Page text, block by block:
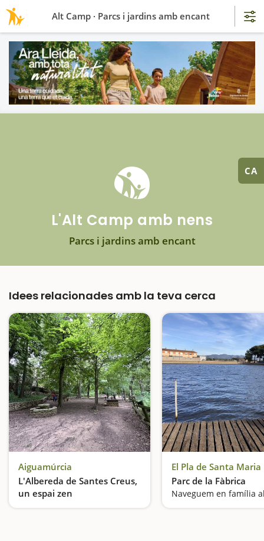
CA
L'Alt Camp amb nens
Parcs i jardins amb encant
Idees relacionades amb la teva cerca
Aiguamúrcia
L'Albereda de Santes Creus,
un espai zen
Pícnic al peus del Monestir de Santes Creus
El Pla de Santa Maria
Parc de la Fàbrica
Alt Camp · Parcs i jardins amb encant